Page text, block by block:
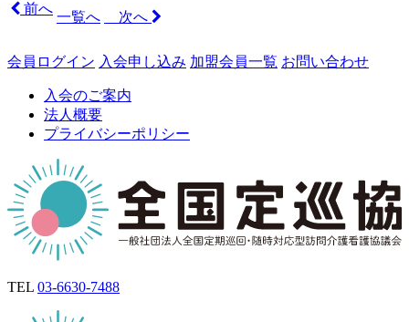
前へ
一覧へ 次へ
会員ログイン 入会申し込み 加盟会員一覧 お問い合わせ
入会のご案内
法人概要
プライバシーポリシー
TEL 03-6630-7488